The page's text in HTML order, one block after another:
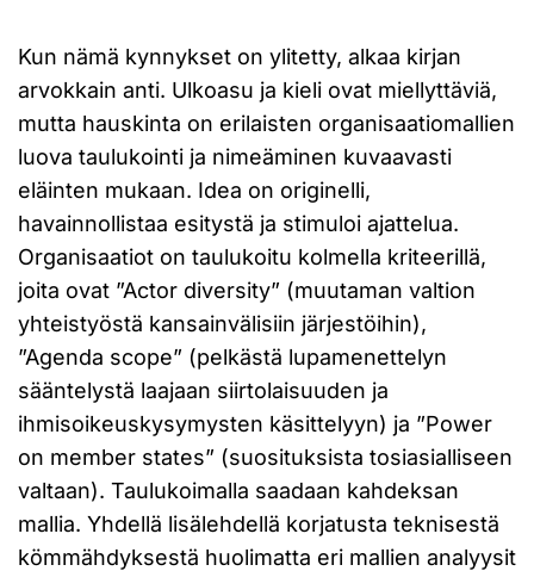
Kun nämä kynnykset on ylitetty, alkaa kirjan
arvokkain anti. Ulkoasu ja kieli ovat miellyttäviä,
mutta hauskinta on erilaisten organisaatiomallien
luova taulukointi ja nimeäminen kuvaavasti
eläinten mukaan. Idea on originelli,
havainnollistaa esitystä ja stimuloi ajattelua.
Organisaatiot on taulukoitu kolmella kriteerillä,
joita ovat ”Actor diversity” (muutaman valtion
yhteistyöstä kansainvälisiin järjestöihin),
”Agenda scope” (pelkästä lupamenettelyn
sääntelystä laajaan siirtolaisuuden ja
ihmisoikeuskysymysten käsittelyyn) ja ”Power
on member states” (suosituksista tosiasialliseen
valtaan). Taulukoimalla saadaan kahdeksan
mallia. Yhdellä lisälehdellä korjatusta teknisestä
kömmähdyksestä huolimatta eri mallien analyysit